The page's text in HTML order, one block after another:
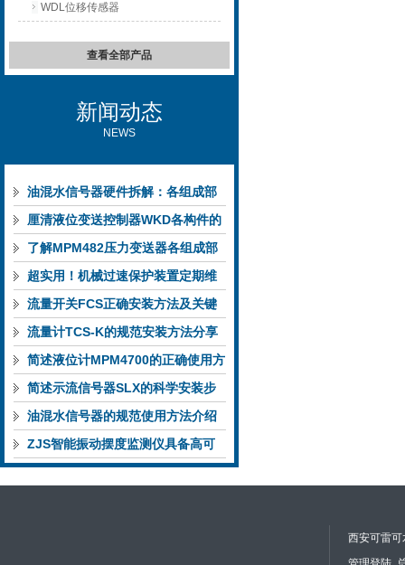
WDL位移传感器
查看全部产品
新闻动态
NEWS
油混水信号器硬件拆解：各组成部
件的功能特点与性能指标
厘清液位变送控制器WKD各构件的
功能特性稳定完成液位监测
了解MPM482压力变送器各组成部
件功能特点有助于提升选型合理性
超实用！机械过速保护装置定期维
护保养方法大汇总
流量开关FCS正确安装方法及关键
要点专业分享
流量计TCS-K的规范安装方法分享
简述液位计MPM4700的正确使用方
法
简述示流信号器SLX的科学安装步
骤
油混水信号器的规范使用方法介绍
ZJS智能振动摆度监测仪具备高可
靠性与自诊断能力
西安可雷